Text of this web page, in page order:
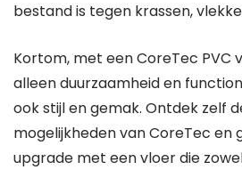
bestand is tegen krassen,
Kortom, met een CoreTec PVC
alleen duurzaamheid en
ook stijl en gemak. Ontdek zelf
mogelijkheden van CoreTec en
upgrade met een vloer die